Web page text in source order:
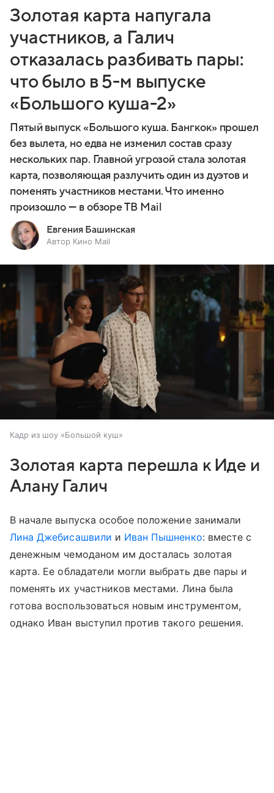
Золотая карта напугала
участников, а Галич
отказалась разбивать пары:
что было в 5-м выпуске
«Большого куша-2»
Пятый выпуск «Большого куша. Бангкок» прошел
без вылета, но едва не изменил состав сразу
нескольких пар. Главной угрозой стала золотая
карта, позволяющая разлучить один из дуэтов и
поменять участников местами. Что именно
произошло — в обзоре ТВ Mail
Евгения Башинская
Автор Кино Mail
Кадр из шоу «Большой куш»
Золотая карта перешла к Иде и
Алану Галич
В начале выпуска особое положение занимали
Лина Джебисашвили и Иван Пышненко: вместе с
денежным чемоданом им досталась золотая
карта. Ее обладатели могли выбрать две пары и
поменять их участников местами. Лина была
готова воспользоваться новым инструментом,
однако Иван выступил против такого решения.